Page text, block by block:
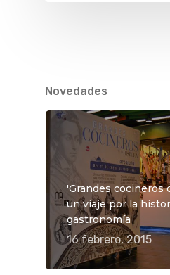
Novedades
'Grandes cocineros
un viaje por la
gastronomía
16 febrero, 2015